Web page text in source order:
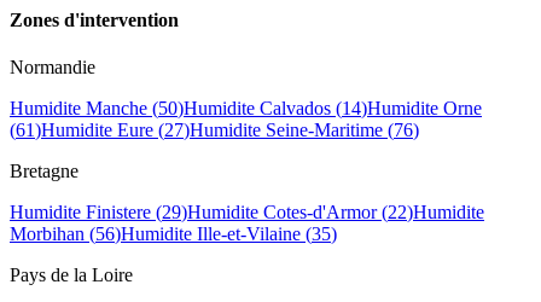
Zones d'intervention
Normandie
Humidite Manche (50)Humidite Calvados (14)Humidite Orne
(61)Humidite Eure (27)Humidite Seine-Maritime (76)
Bretagne
Humidite Finistere (29)Humidite Cotes-d'Armor(22)Humidite
Morbihan (56)Humidite Ille-et-Vilaine (35)
Pays de la Loire